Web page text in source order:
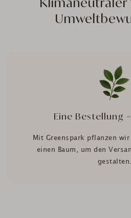
Eine Bestellung
Mit Greenspark pflanzen
einen Baum, um den
gestalten.